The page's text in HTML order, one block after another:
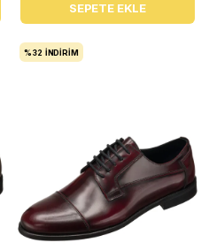
SEPETE EKLE
%32 İNDIRIM